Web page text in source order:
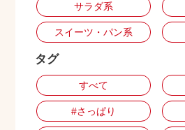
サラダ系
スイーツ・パン系
タグ
すべて
#さっぱり